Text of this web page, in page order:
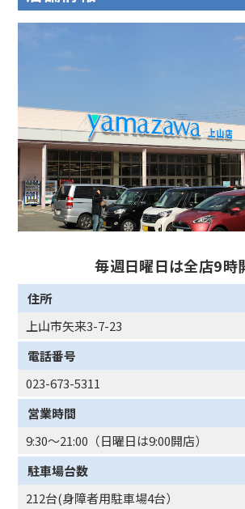
毎週日曜日は全店9時
住所
上山市矢来3-7-23
電話番号
023-673-5311
営業時間
9:30～21:00（日曜日は9:00開店）
駐車場台数
212台(身障者用駐車場4台）